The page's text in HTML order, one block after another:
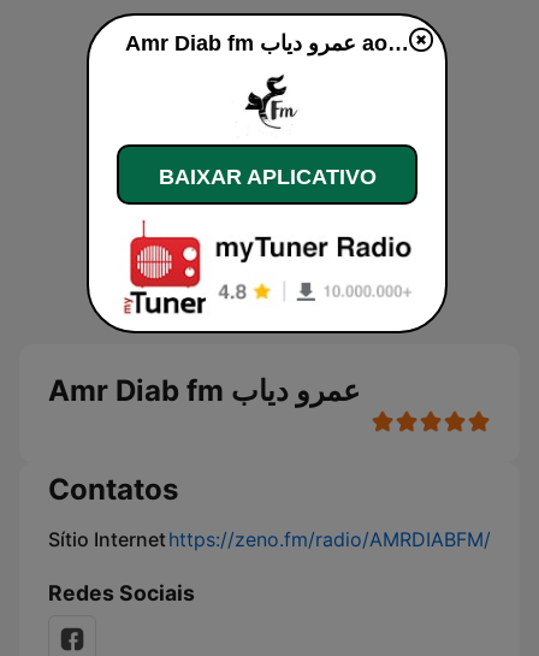
Amr Diab fm عمرو دياب
Contatos
Sítio Internethttps://zeno.fm/radio/AMRDIABFM/
Redes Sociais
Amr Diab fm عمرو دياب ao vivo
BAIXAR APLICATIVO